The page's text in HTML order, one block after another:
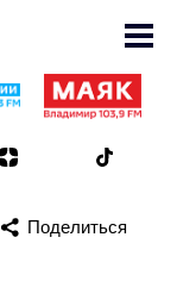
Поделиться